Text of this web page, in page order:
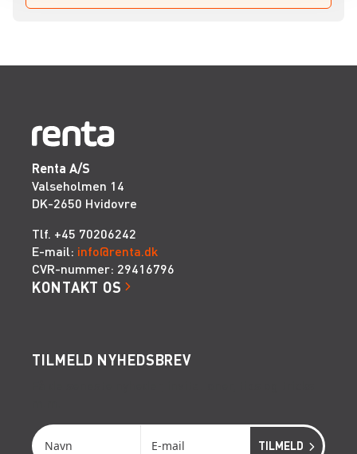
Renta A/S
Valseholmen 14
DK-2650 Hvidovre
Tlf. +45 70206242
E-mail: info@renta.dk
CVR-nummer: 29416796
KONTAKT OS
TILMELD NYHEDSBREV